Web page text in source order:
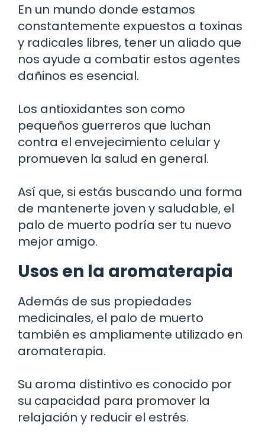
En un mundo donde estamos
constantemente expuestos a toxinas
y radicales libres, tener un aliado que
nos ayude a combatir estos agentes
dañinos es esencial.
Los antioxidantes son como
pequeños guerreros que luchan
contra el envejecimiento celular y
promueven la salud en general.
Así que, si estás buscando una forma
de mantenerte joven y saludable, el
palo de muerto podría ser tu nuevo
mejor amigo.
Usos en la aromaterapia
Además de sus propiedades
medicinales, el palo de muerto
también es ampliamente utilizado en
aromaterapia.
Su aroma distintivo es conocido por
su capacidad para promover la
relajación y reducir el estrés.